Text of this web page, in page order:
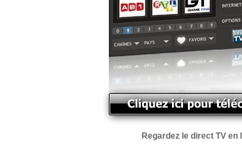
Regardez le direct TV